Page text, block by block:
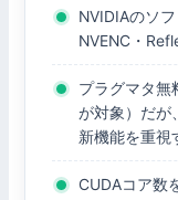
NVIDIAのソ
NVENC・
プラグマタ無
が対象）だが
新機能を重視
CUDAコア数